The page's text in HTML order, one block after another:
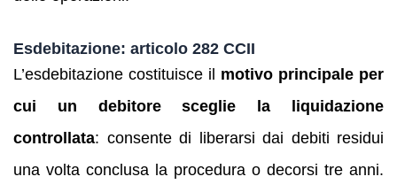
Esdebitazione: articolo 282 CCII
L’esdebitazione costituisce il motivo principale per
cui un debitore sceglie la liquidazione
controllata: consente di liberarsi dai debiti residui
una volta conclusa la procedura o decorsi tre anni.